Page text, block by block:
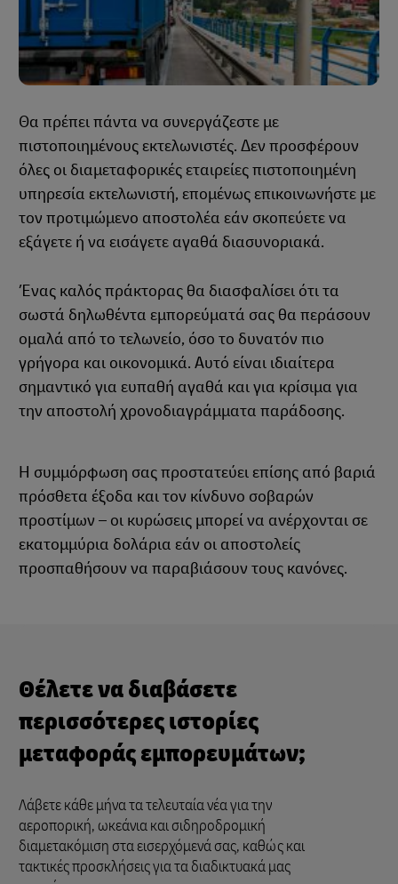
Θα πρέπει πάντα να συνεργάζεστε με
πιστοποιημένους εκτελωνιστές. Δεν προσφέρουν
όλες οι διαμεταφορικές εταιρείες πιστοποιημένη
υπηρεσία εκτελωνιστή, επομένως επικοινωνήστε με
τον προτιμώμενο αποστολέα εάν σκοπεύετε να
εξάγετε ή να εισάγετε αγαθά διασυνοριακά.
Ένας καλός πράκτορας θα διασφαλίσει ότι τα
σωστά δηλωθέντα εμπορεύματά σας θα περάσουν
ομαλά από το τελωνείο, όσο το δυνατόν πιο
γρήγορα και οικονομικά. Αυτό είναι ιδιαίτερα
σημαντικό για ευπαθή αγαθά και για κρίσιμα για
την αποστολή χρονοδιαγράμματα παράδοσης.
Η συμμόρφωση σας προστατεύει επίσης από βαριά
πρόσθετα έξοδα και τον κίνδυνο σοβαρών
προστίμων – οι κυρώσεις μπορεί να ανέρχονται σε
εκατομμύρια δολάρια εάν οι αποστολείς
προσπαθήσουν να παραβιάσουν τους κανόνες.
Θέλετε να διαβάσετε
περισσότερες ιστορίες
μεταφοράς εμπορευμάτων;
Λάβετε κάθε μήνα τα τελευταία νέα για την
αεροπορική, ωκεάνια και σιδηροδρομική
διαμετακόμιση στα εισερχόμενά σας, καθώς και
τακτικές προσκλήσεις για τα διαδικτυακά μας